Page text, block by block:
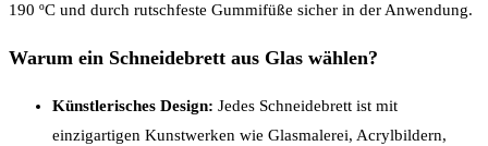
190 ºC und durch rutschfeste Gummifüße sicher in der Anwendung.
Warum ein Schneidebrett aus Glas wählen?
Künstlerisches Design: Jedes Schneidebrett ist mit
einzigartigen Kunstwerken wie Glasmalerei, Acrylbildern,